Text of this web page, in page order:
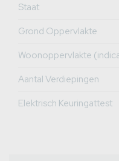
Staat
Grond Oppervlakte
Woonoppervlakte
Aantal Verdiepingen
Elektrisch Keuringattest